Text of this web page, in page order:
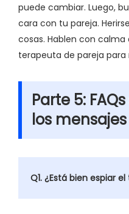
puede cambiar. Luego,
cara con tu pareja.
cosas. Hablen con
terapeuta de pareja
Parte 5:
los
Q1. ¿Está bien espiar